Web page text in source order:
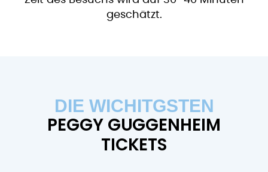
geschätzt.
DIE WICHITGSTEN
PEGGY GUGGENHEIM
TICKETS